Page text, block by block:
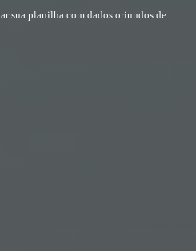
sua planilha com dados oriundos de